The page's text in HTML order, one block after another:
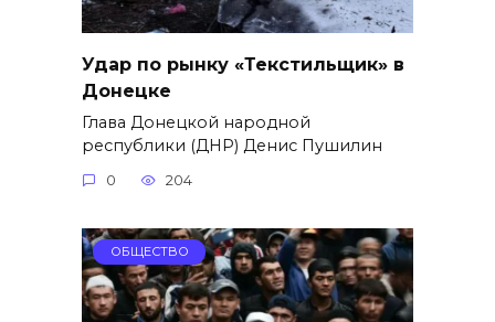
Удар по рынку «Текстильщик» в
Донецке
Глава Донецкой народной
республики (ДНР) Денис Пушилин
0 204
ОБЩЕСТВО